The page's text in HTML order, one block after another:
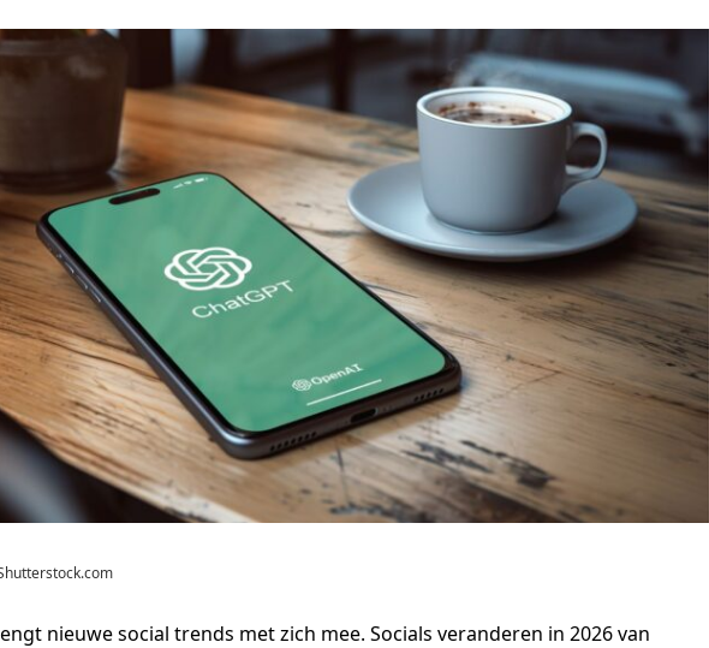
nieuwe social trends met zich mee. Socials veranderen in 2026 van